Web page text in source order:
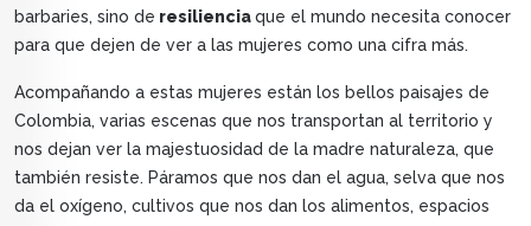
barbaries, sino de resilienciaque el mundo necesita conocer
para que dejen de ver a las mujeres como una cifra más.
Acompañando a estas mujeres están los bellos paisajes de
Colombia, varias escenas que nos transportan al territorio y
nos dejan ver la majestuosidad de la madre naturaleza, que
también resiste. Páramos que nos dan el agua, selva que nos
da el oxígeno, cultivos que nos dan los alimentos, espacios